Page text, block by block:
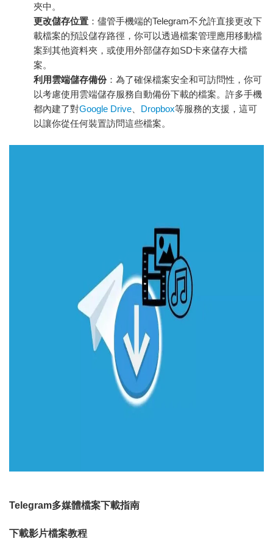
夾中。
更改儲存位置 ：儘管手機端的Telegram不允許直接更改下
載檔案的預設儲存路徑，你可以透過檔案管理應用移動檔
案到其他資料夾，或使用外部儲存如SD卡來儲存大檔
案。
利用雲端儲存備份：為了確保檔案安全和可訪問性，你可
以考慮使用雲端儲存服務自動備份下載的檔案。許多手機
都內建了對Google Drive Dropbox等服務的支援，這可
以讓你從任何裝置訪問這些檔案。
Telegram多媒體檔案下載指南
下載影片檔案教程